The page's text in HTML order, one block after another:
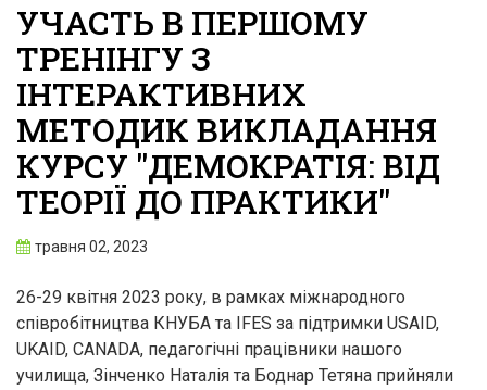
УЧАСТЬ В ПЕРШОМУ
ТРЕНІНГУ З
ІНТЕРАКТИВНИХ
МЕТОДИК ВИКЛАДАННЯ
КУРСУ "ДЕМОКРАТІЯ: ВІД
ТЕОРІЇ ДО ПРАКТИКИ"
травня 02, 2023
26-29 квітня 2023 року, в рамках міжнародного
співробітництва КНУБА та IFES за підтримки USAID,
UKAID, CANADA, педагогічні працівники нашого
училища, Зінченко Наталія та Боднар Тетяна прийняли